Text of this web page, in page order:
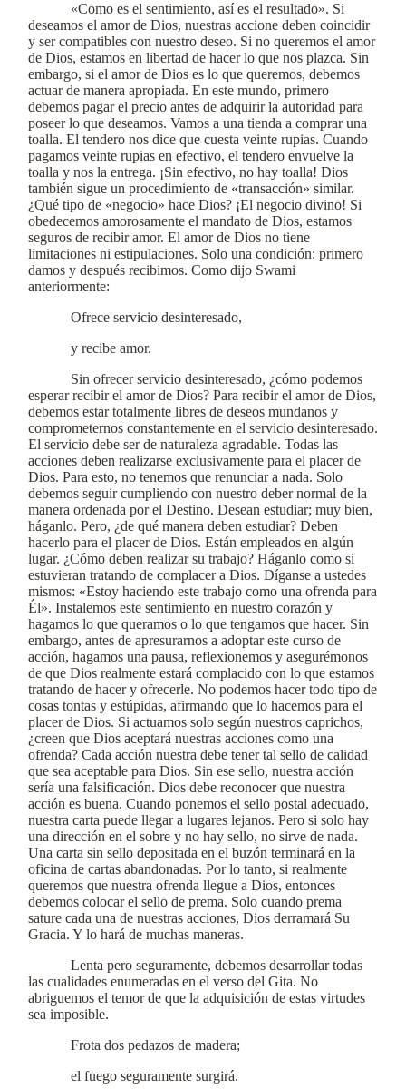
«Como es el sentimiento, así es el resultado». Si
deseamos el amor de Dios, nuestras accione deben coincidir
y ser compatibles con nuestro deseo. Si no queremos el amor
de Dios, estamos en libertad de hacer lo que nos plazca. Sin
embargo, si el amor de Dios es lo que queremos, debemos
actuar de manera apropiada. En este mundo, primero
debemos pagar el precio antes de adquirir la autoridad para
poseer lo que deseamos. Vamos a una tienda a comprar una
toalla. El tendero nos dice que cuesta veinte rupias. Cuando
pagamos veinte rupias en efectivo, el tendero envuelve la
toalla y nos la entrega. ¡Sin efectivo, no hay toalla! Dios
también sigue un procedimiento de «transacción» similar.
¿Qué tipo de «negocio» hace Dios? ¡El negocio divino! Si
obedecemos amorosamente el mandato de Dios, estamos
seguros de recibir amor. El amor de Dios no tiene
limitaciones ni estipulaciones. Solo una condición: primero
damos y después recibimos. Como dijo Swami
anteriormente:
Ofrece servicio desinteresado,
y recibe amor.
Sin ofrecer servicio desinteresado, ¿cómo podemos
esperar recibir el amor de Dios? Para recibir el amor de Dios,
debemos estar totalmente libres de deseos mundanos y
comprometernos constantemente en el servicio desinteresado.
El servicio debe ser de naturaleza agradable. Todas las
acciones deben realizarse exclusivamente para el placer de
Dios. Para esto, no tenemos que renunciar a nada. Solo
debemos seguir cumpliendo con nuestro deber normal de la
manera ordenada por el Destino. Desean estudiar; muy bien,
háganlo. Pero, ¿de qué manera deben estudiar? Deben
hacerlo para el placer de Dios. Están empleados en algún
lugar. ¿Cómo deben realizar su trabajo? Háganlo como si
estuvieran tratando de complacer a Dios. Díganse a ustedes
mismos: «Estoy haciendo este trabajo como una ofrenda para
Él». Instalemos este sentimiento en nuestro corazón y
hagamos lo que queramos o lo que tengamos que hacer. Sin
embargo, antes de apresurarnos a adoptar este curso de
acción, hagamos una pausa, reflexionemos y asegurémonos
de que Dios realmente estará complacido con lo que estamos
tratando de hacer y ofrecerle. No podemos hacer todo tipo de
cosas tontas y estúpidas, afirmando que lo hacemos para el
placer de Dios. Si actuamos solo según nuestros caprichos,
¿creen que Dios aceptará nuestras acciones como una
ofrenda? Cada acción nuestra debe tener tal sello de calidad
que sea aceptable para Dios. Sin ese sello, nuestra acción
sería una falsificación. Dios debe reconocer que nuestra
acción es buena. Cuando ponemos el sello postal adecuado,
nuestra carta puede llegar a lugares lejanos. Pero si solo hay
una dirección en el sobre y no hay sello, no sirve de nada.
Una carta sin sello depositada en el buzón terminará en la
oficina de cartas abandonadas. Por lo tanto, si realmente
queremos que nuestra ofrenda llegue a Dios, entonces
debemos colocar el sello de prema. Solo cuando prema
sature cada una de nuestras acciones, Dios derramará Su
Gracia. Y lo hará de muchas maneras.
Lenta pero seguramente, debemos desarrollar todas
las cualidades enumeradas en el verso del Gita. No
abriguemos el temor de que la adquisición de estas virtudes
sea imposible.
Frota dos pedazos de madera;
el fuego seguramente surgirá.